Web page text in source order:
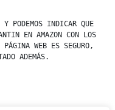
Y PODEMOS INDICAR QUE
EN AMAZON CON LOS
WEB ES SEGURO,
ADEMÁS.